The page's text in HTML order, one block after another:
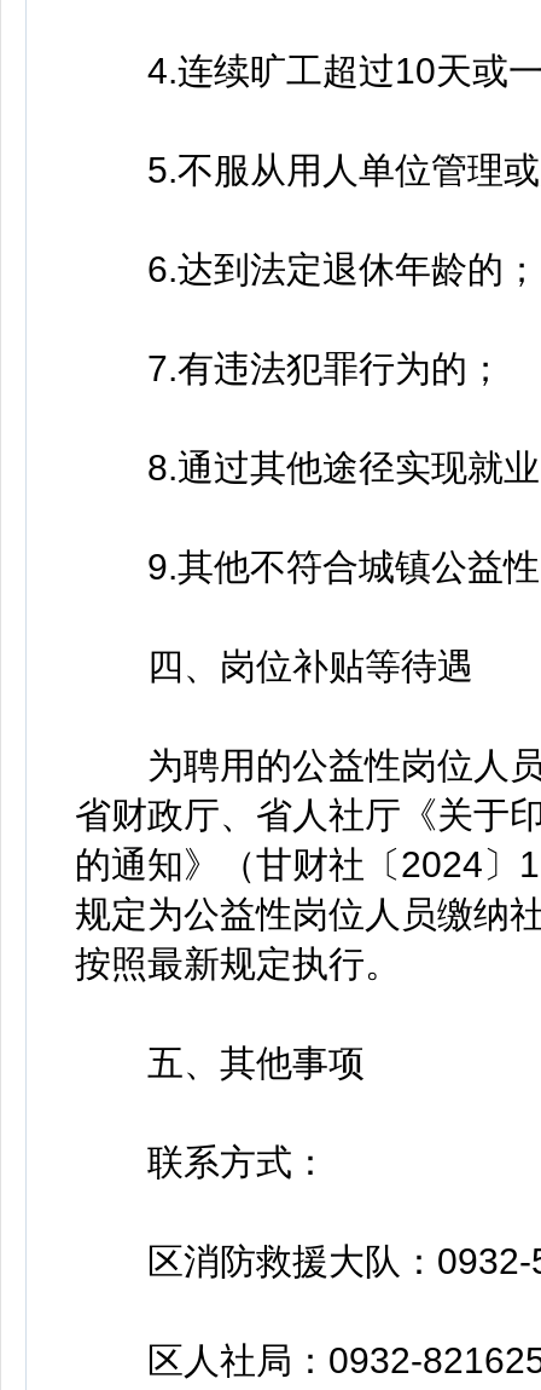
4.连续旷工超过10天或一
5.不服从用人单位管理或
6.达到法定退休年龄的；
7.有违法犯罪行为的；
8.通过其他途径实现就业
9.其他不符合城镇公益性
四、岗位补贴等待遇
为聘用的公益性岗位人员
省财政厅、省人社厅《关于
的通知》（甘财社〔2024〕
规定为公益性岗位人员缴纳
按照最新规定执行。
五、其他事项
联系方式：
区消防救援大队：0932-
区人社局：0932-